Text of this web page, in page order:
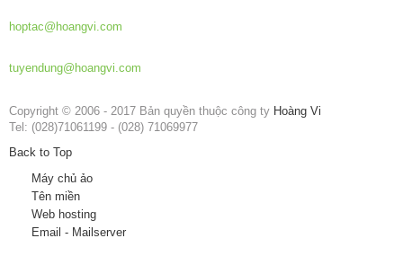
hoptac@hoangvi.com
tuyendung@hoangvi.com
Copyright © 2006 - 2017 Bản quyền thuộc công ty Hoàng Vi
Tel: (028)71061199 - (028) 71069977
Back to Top
Máy chủ ảo
Tên miền
Web hosting
Email - Mailserver